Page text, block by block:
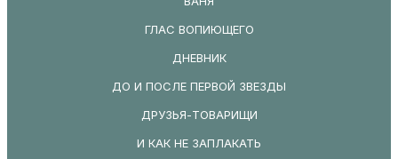
ГЛАС ВОПИЮЩЕГО
ДНЕВНИК
ДО И ПОСЛЕ ПЕРВОЙ ЗВЕЗДЫ
ДРУЗЬЯ-ТОВАРИЩИ
И КАК НЕ ЗАПЛАКАТЬ